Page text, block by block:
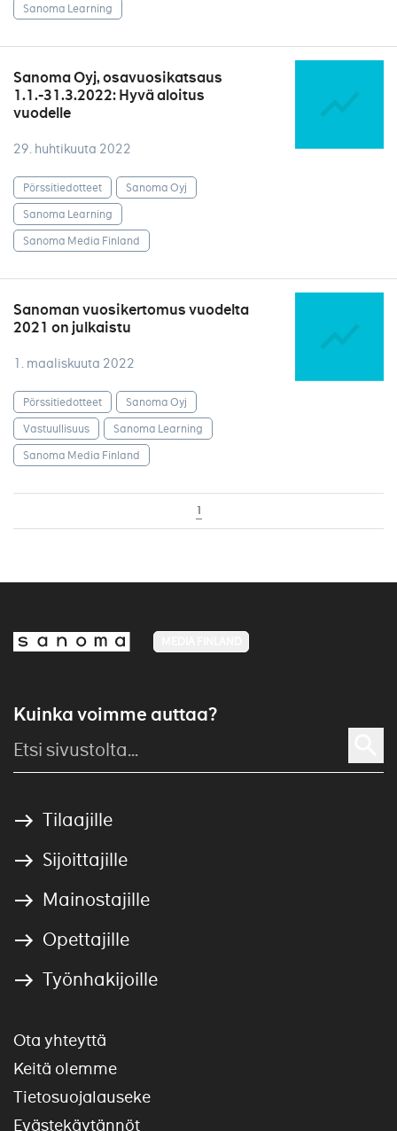
Sanoma Learning
Sanoma Oyj, osavuosikatsaus
1.1.-31.3.2022: Hyvä aloitus
vuodelle
29. huhtikuuta 2022
Pörssitiedotteet
Sanoma Oyj
Sanoma Learning
Sanoma Media Finland
Sanoman vuosikertomus vuodelta
2021 on julkaistu
1. maaliskuuta 2022
Pörssitiedotteet
Sanoma Oyj
Vastuullisuus
Sanoma Learning
Sanoma Media Finland
1
Kuinka voimme auttaa?
Tilaajille
Sijoittajille
Mainostajille
Opettajille
Työnhakijoille
Ota yhteyttä
Keitä olemme
Tietosuojalauseke
Evästekäytännöt